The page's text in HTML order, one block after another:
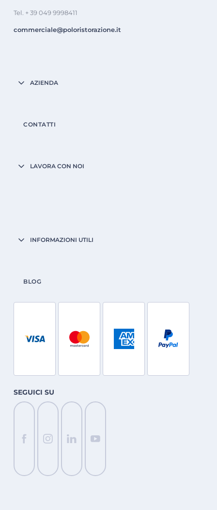
Tel. + 39 049 9998411
commerciale@poloristorazione.it
AZIENDA
CONTATTI
LAVORA CON NOI
INFORMAZIONI UTILI
BLOG
SEGUICI SU